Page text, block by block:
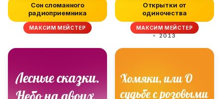
Сон сломанного
радиоприемника
МАКСИМ МЕЙСТЕР
Открытки от
одиночества
МАКСИМ МЕЙСТЕР
2013